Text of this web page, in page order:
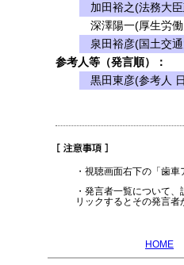
加田裕之(法務大
深澤陽一(厚生労
泉田裕彦(国土交通
参考人等（発言順）：
黒田東彦(参考人
・視聴画面右下の「歯
・発言者一覧について
リックするとその発言者
HOME